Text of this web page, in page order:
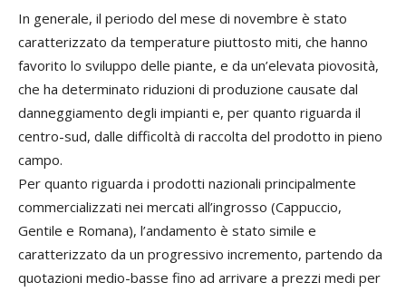
In generale, il periodo del mese di novembre è stato
caratterizzato da temperature piuttosto miti, che hanno
favorito lo sviluppo delle piante, e da un’elevata piovosità,
che ha determinato riduzioni di produzione causate dal
danneggiamento degli impianti e, per quanto riguarda il
centro-sud, dalle difficoltà di raccolta del prodotto in pieno
campo.
Per quanto riguarda i prodotti nazionali principalmente
commercializzati nei mercati all’ingrosso (Cappuccio,
Gentile e Romana), l’andamento è stato simile e
caratterizzato da un progressivo incremento, partendo da
quotazioni medio-basse fino ad arrivare a prezzi medi per